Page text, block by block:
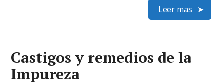
Leer mas
Castigos y remedios de la
Impureza